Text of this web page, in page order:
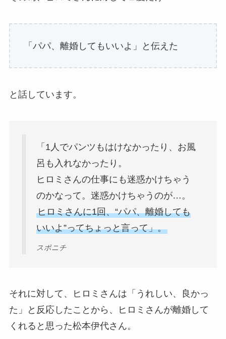
「パパ、離婚してもいいよ」と伝えた
と話しています。
「1人でパンツもはけなかったり、お風
呂も入れなかったり。
ヒロミさんの仕事にも迷惑かけちゃう
のかなって。迷惑かけちゃうのが…。
ヒロミさんに1回、“パパ、離婚しても
いいよ”ってちょっと言って」。
スポニチ
それに対して、ヒロミさんは「うれしい、良かっ
た」と反応したことから、ヒロミさんが離婚して
くれると思った松本伊代さん。